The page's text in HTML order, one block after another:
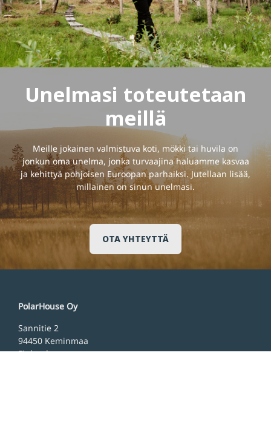
Unelmasi toteutetaan
meillä
Meille jokainen valmistuva koti, mökki tai huvila on
jonkun oma unelma, jonka turvaajina haluamme kasvaa
ja kehittyä pohjoisen Euroopan parhaiksi. Jutellaan lisää,
millainen on sinun unelmasi.
OTA YHTEYTTÄ
PolarHouse Oy
Sannitie 2
94450 Keminmaa
Finland